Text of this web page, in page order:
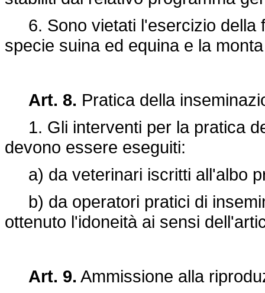
6. Sono vietati l'esercizio della
specie suina ed equina e la
Art. 8. Pratica della
1. Gli interventi per la pratica
devono essere eseguiti:
a) da veterinari iscritti all'albo
b) da operatori pratici di
ottenuto l'idoneità ai sensi
Art. 9. Ammissione alla